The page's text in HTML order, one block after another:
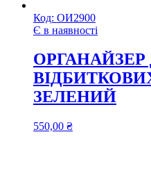
Код: ОИ2900
Є в наявності
ОРГАНАЙЗЕР
ЗЕЛЕНИЙ
550,00 ₴